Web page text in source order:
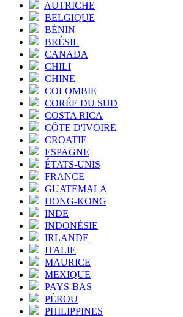
AUTRICHE
BELGIQUE
BÉNIN
BRÉSIL
CANADA
CHILI
CHINE
COLOMBIE
CORÉE DU SUD
COSTA RICA
CÔTE D'IVOIRE
CROATIE
ESPAGNE
ÉTATS-UNIS
FRANCE
GUATEMALA
HONG-KONG
INDE
INDONÉSIE
IRLANDE
ITALIE
MAURICE
MEXIQUE
PAYS-BAS
PÉROU
PHILIPPINES